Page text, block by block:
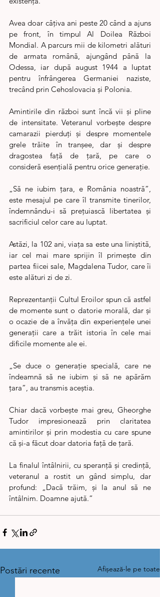
Avea doar câțiva ani peste 20 când a ajuns
pe front, în timpul Al Doilea Război
Mondial. A parcurs mii de kilometri alături
de armata română, ajungând până la
Odessa, iar după august 1944 a luptat
pentru înfrângerea Germaniei naziste,
trecând prin Cehoslovacia și Polonia.
Amintirile din război sunt încă vii și pline
de intensitate. Veteranul vorbește despre
camarazii pierduți și despre momentele
grele trăite în tranșee, dar și despre
dragostea față de țară, pe care o
consideră esențială pentru orice generație.
„Să ne iubim țara, e România noastră”,
este mesajul pe care îl transmite tinerilor,
îndemnându-i să prețuiască libertatea și
sacrificiul celor care au luptat.
Astăzi, la 102 ani, viața sa este una liniștită,
iar cel mai mare sprijin îl primește din
partea fiicei sale, Magdalena Tudor, care îi
este alături zi de zi.
Reprezentanții Cultul Eroilor spun că astfel
de momente sunt o datorie morală, dar și
o ocazie de a învăța din experiențele unei
generații care a trăit istoria în cele mai
dificile momente ale ei.
„Se duce o generație specială, care ne
îndeamnă să ne iubim și să ne apărăm
țara”, au transmis aceștia.
Chiar dacă vorbește mai greu, Gheorghe
Tudor impresionează prin claritatea
amintirilor și prin modestia cu care spune
că și-a făcut doar datoria față de țară.
La finalul întâlnirii, cu speranță și credință,
veteranul a rostit un gând simplu, dar
profund: „Dacă trăim, și la anul să ne
întâlnim. Doamne ajută.”
Postări recente Afișează-le pe toate